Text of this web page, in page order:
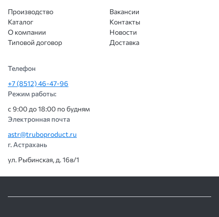
Производство
Каталог
О компании
Типовой договор
Вакансии
Контакты
Новости
Доставка
Телефон
+7 (8512) 46-47-96
Режим работы:
с 9:00 до 18:00 по будням
Электронная почта
astr@truboproduct.ru
г. Астрахань
ул. Рыбинская, д. 16в/1